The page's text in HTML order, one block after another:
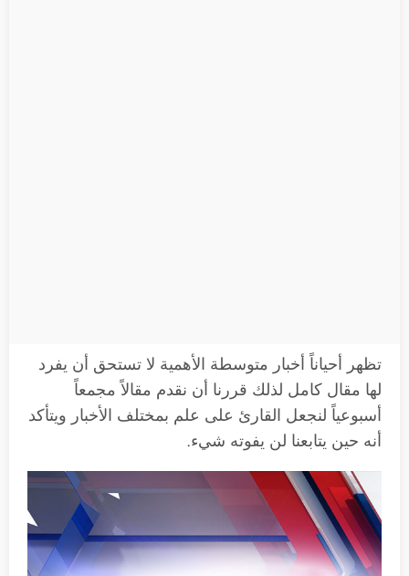
تظهر أحياناً أخبار متوسطة الأهمية لا تستحق أن يفرد
لها مقال كامل لذلك قررنا أن نقدم مقالاً مجمعاً
أسبوعياً لنجعل القارئ على علم بمختلف الأخبار ويتأكد
أنه حين يتابعنا لن يفوته شيء.